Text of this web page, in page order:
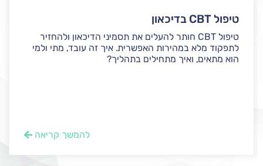
טיפול CBT בדיכאון
טיפול CBT חותר להעלים את תסמיני הדיכאון ולהחזיר
לתפקוד מלא במהירות האפשרית. איך זה עובד, מתי ולמי
הוא מתאים, ואיך מתחילים בתהליך?
להמשך קריאה